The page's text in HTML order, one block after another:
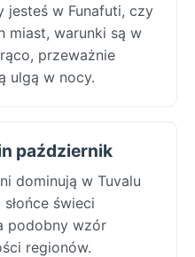
jesteś w Funafuti, czy
miast, warunki są w
przeważnie
ulgą w nocy.
październik
dominują w Tuvalu
świeci
podobny wzór
regionów.